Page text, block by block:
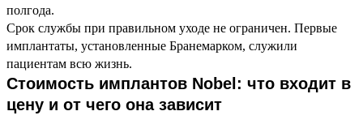
полгода.
Срок службы при правильном уходе не ограничен. Первые
имплантаты, установленные Бранемарком, служили
пациентам всю жизнь.
Стоимость имплантов Nobel: что входит в
цену и от чего она зависит